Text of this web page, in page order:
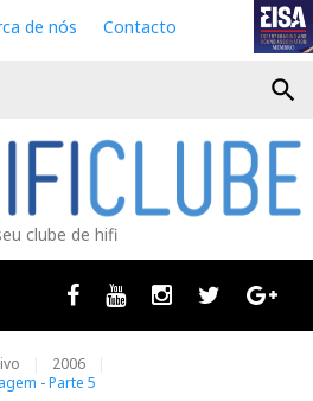
de nós Contacto
search
clube de hifi
Facebook
Youtube InstagramTwitter
2006
- Parte 5